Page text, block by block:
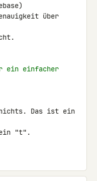
über
ein einfacher
nichts. Das ist ein
ein "t".